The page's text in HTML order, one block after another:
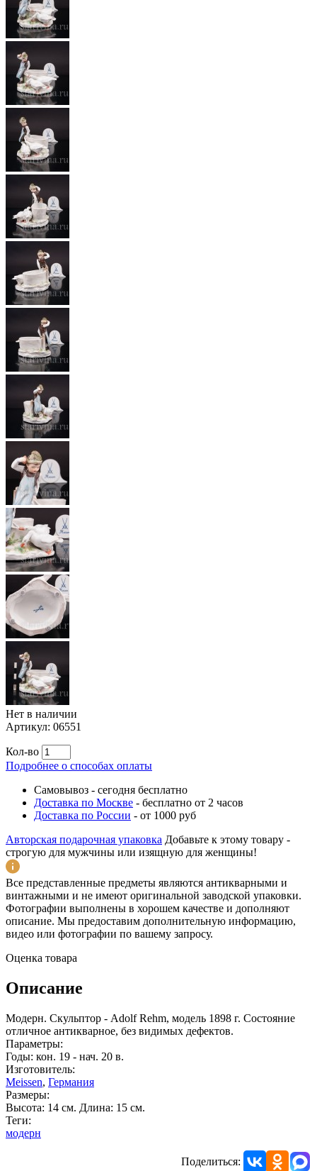
Нет в наличии
Артикул: 06551
Кол-во
Подробнее о способах оплаты
Самовывоз - сегодня бесплатно
Доставка по Москве - бесплатно от 2 часов
Доставка по России - от 1000 руб
Авторская подарочная упаковка Добавьте к этому товару -
строгую для мужчины или изящную для женщины!
Все представленные предметы являются антикварными и
винтажными и не имеют оригинальной заводской упаковки.
Фотографии выполнены в хорошем качестве и дополняют
описание. Мы предоставим дополнительную информацию,
видео или фотографии по вашему запросу.
Оценка товара
Описание
Модерн. Скульптор - Adolf Rehm, модель 1898 г. Состояние
отличное антикварное, без видимых дефектов.
Параметры:
Годы: кон. 19 - нач. 20 в.
Изготовитель:
Meissen, Германия
Размеры:
Высота: 14 см. Длина: 15 см.
Теги:
модерн
Поделиться: